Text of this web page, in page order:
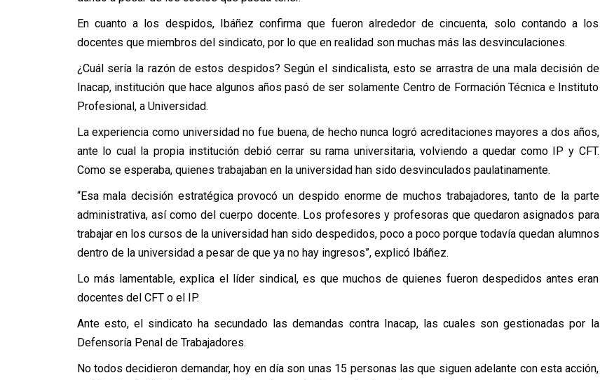
En cuanto a los despidos, Ibáñez confirma que fueron alrededor de cincuenta, solo contando a los
docentes que miembros del sindicato, por lo que en realidad son muchas más las desvinculaciones.
¿Cuál sería la razón de estos despidos? Según el sindicalista, esto se arrastra de una mala decisión de
Inacap, institución que hace algunos años pasó de ser solamente Centro de Formación Técnica e Instituto
Profesional, a Universidad.
La experiencia como universidad no fue buena, de hecho nunca logró acreditaciones mayores a dos años,
ante lo cual la propia institución debió cerrar su rama universitaria, volviendo a quedar como IP y CFT.
Como se esperaba, quienes trabajaban en la universidad han sido desvinculados paulatinamente.
“Esa mala decisión estratégica provocó un despido enorme de muchos trabajadores, tanto de la parte
administrativa, así como del cuerpo docente. Los profesores y profesoras que quedaron asignados para
trabajar en los cursos de la universidad han sido despedidos, poco a poco porque todavía quedan alumnos
dentro de la universidad a pesar de que ya no hay ingresos”, explicó Ibáñez.
Lo más lamentable, explica el líder sindical, es que muchos de quienes fueron despedidos antes eran
docentes del CFT o el IP.
Ante esto, el sindicato ha secundado las demandas contra Inacap, las cuales son gestionadas por la
Defensoría Penal de Trabajadores.
No todos decidieron demandar, hoy en día son unas 15 personas las que siguen adelante con esta acción,